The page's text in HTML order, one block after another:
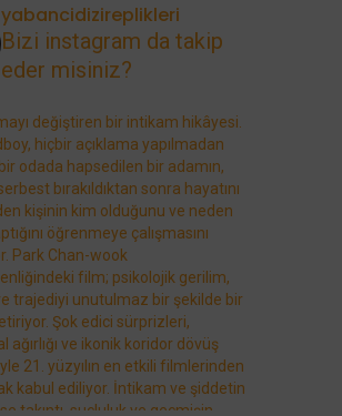
yabancidizireplikleri
Bizi instagram da takip
eder misiniz?